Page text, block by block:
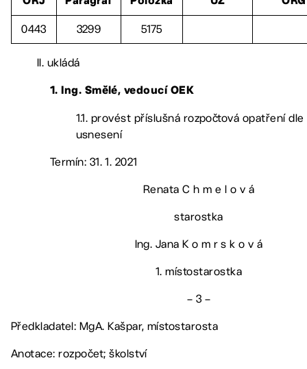
0443 3299 5175
II. ukládá
1. Ing. Smělé, vedoucí OEK
1.1. provést příslušná rozpočtová opatření
usnesení
Termín: 31. 1. 2021
Renata C h m e l o v á
starostka
Ing. Jana K o m r s k o v á
1. místostarostka
– 3 –
Předkladatel: MgA. Kašpar, místostarosta
Anotace: rozpočet; školství